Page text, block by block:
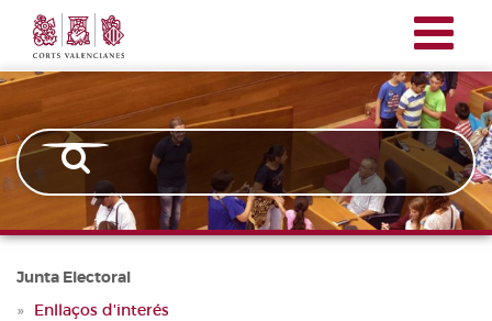
contingut
Corts
Valencianes
Junta Electoral
Enllaços d'interés